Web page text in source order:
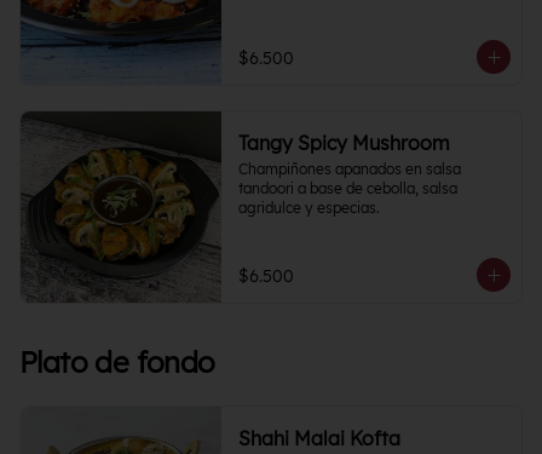
$6.500
Tangy Spicy Mushroom
Champiñones apanados en salsa
tandoori a base de cebolla, salsa
agridulce y especias.
$6.500
Plato de fondo
Shahi Malai Kofta